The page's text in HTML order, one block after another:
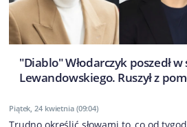
"Diablo" Włodarczyk poszedł w
Lewandowskiego. Ruszył z
Piątek, 24 kwietnia (09:04)